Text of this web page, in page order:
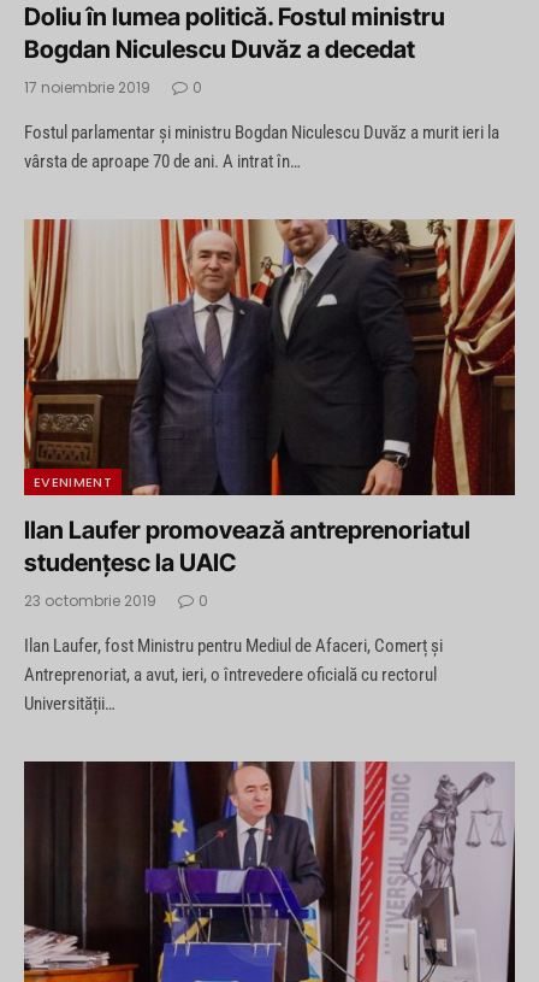
Doliu în lumea politică. Fostul ministru
Bogdan Niculescu Duvăz a decedat
17 noiembrie 2019 0
Fostul parlamentar şi ministru Bogdan Niculescu Duvăz a murit ieri la
vârsta de aproape 70 de ani. A intrat în…
EVENIMENT
Ilan Laufer promovează antreprenoriatul
studențesc la UAIC
23 octombrie 2019 0
Ilan Laufer, fost Ministru pentru Mediul de Afaceri, Comerț și
Antreprenoriat, a avut, ieri, o întrevedere oficială cu rectorul
Universității…